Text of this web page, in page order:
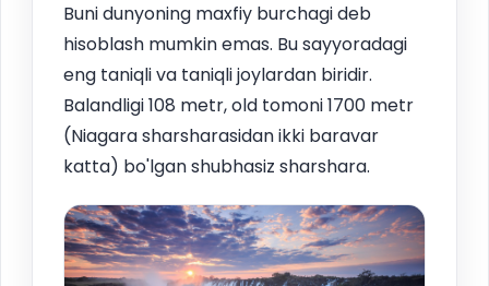
Buni dunyoning maxfiy burchagi deb
hisoblash mumkin emas. Bu sayyoradagi
eng taniqli va taniqli joylardan biridir.
Balandligi 108 metr, old tomoni 1700 metr
(Niagara sharsharasidan ikki baravar
katta) bo'lgan shubhasiz sharshara.